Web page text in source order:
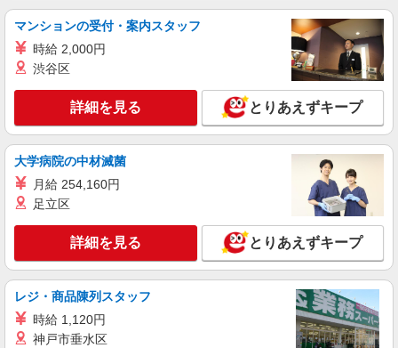
有料老人ホームでの看護師
月給：准看300,000円・看護師320,000円 ※日
度） 月給：准看345,000円・看護師365,000円 内
訳）基本給+夜勤手当（月5回） ・2交代勤務（夜
勤多め：月10回） 月給：准看390,000円・看護師
410,000円 内訳）基本給+夜勤手当（月10回）
詳細を見る
派遣社員
株式会社kotrio /●SW-H1-1412650
［石神井公園］＃未経験OK＃ナースエイド募
時給1650円〜2312円 ＋交通費全額支給（ガソ
リン代含む）■日払い/週払いOK！
練馬区 石神井公園駅スグ
キープ 詳細を見る
マンションの受付・案内スタッフ
時給 2,000円
渋谷区
詳細を見る とりあえずキープ
大学病院の中材滅菌
月給 254,160円
足立区
詳細を見る とりあえずキープ
レジ・商品陳列スタッフ
時給 1,120円
神戸市垂水区